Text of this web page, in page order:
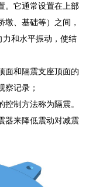
。它通常设置在上部
、基础等）之间，
力和水平振动，使结
面和隔震支座顶面的
察记录；
制方法称为隔震。
器来降低震动对减震